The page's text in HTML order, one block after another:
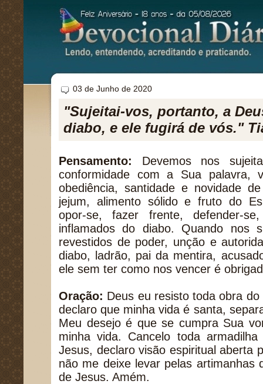
03 de Junho de 2020
"Sujeitai-vos, portanto, a
diabo, e ele fugirá de vós."
Pensamento: Devemos nos
conformidade com a Sua palavra,
obediência, santidade e novidade
jejum, alimento sólido e fruto do
opor-se, fazer frente, defender-
inflamados do diabo. Quando nos
revestidos de poder, unção e
diabo, ladrão, pai da mentira,
ele sem ter como nos vencer é
Oração: Deus eu resisto toda obra
declaro que minha vida é santa,
Meu desejo é que se cumpra Sua
minha vida. Cancelo toda
Jesus, declaro visão espiritual aberta
não me deixe levar pelas artimanhas
de Jesus. Amém.